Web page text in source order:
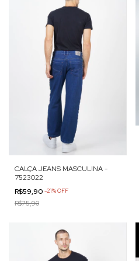
CALÇA JEANS MASCULINA -
7523022
R$59,90 -21%OFF
R$75,90